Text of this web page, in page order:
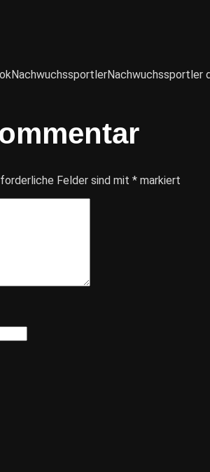
NachwuchssportlerNachwuchssportler
Felder sind mit * markiert